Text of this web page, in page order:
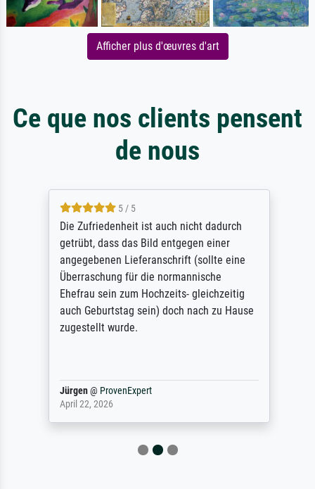
Afficher plus d'œuvres d'art
Ce que nos clients pensent
de nous
5 / 5
Die Zufriedenheit ist auch nicht dadurch
getrübt, dass das Bild entgegen einer
angegebenen Lieferanschrift (sollte eine
Überraschung für die normannische
Ehefrau sein zum Hochzeits- gleichzeitig
auch Geburtstag sein) doch nach zu Hause
zugestellt wurde.
Jürgen@ ProvenExpert
April 22, 2026